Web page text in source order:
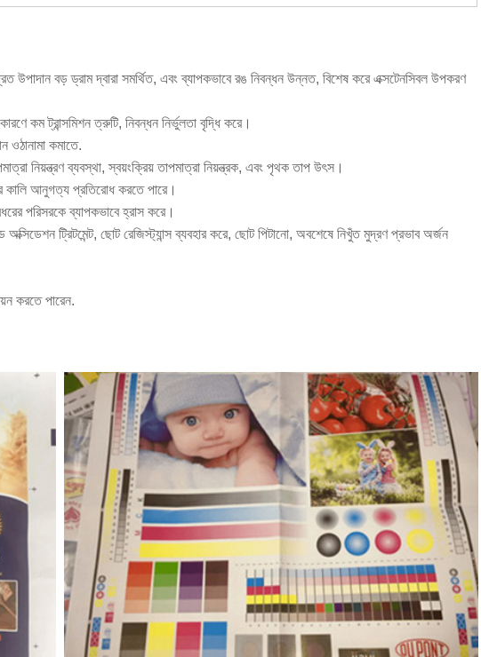
উপাদান বড় ড্রাম দ্বারা সমর্থিত, এবং ব্যাপকভাবে রঙ নিবন্ধন উন্নত, বিশেষ করে এক্সটেনসিবল উপকরণ
কম ট্রান্সমিশন ত্রুটি, নিবন্ধন নির্ভুলতা বৃদ্ধি করে।
ওঠানামা কমাতে.
নিয়ন্ত্রণ ব্যবস্থা, স্বয়ংক্রিয় তাপমাত্রা নিয়ন্ত্রক, এবং পৃথক তাপ উৎস।
কালি আনুগত্য প্রতিরোধ করতে পারে।
পরিসরকে ব্যাপকভাবে হ্রাস করে।
অক্সিডেশন ট্রিটমেন্ট, ছোট রেজিস্ট্যান্স ব্যবহার করে, ছোট পিটানো, অবশেষে নিখুঁত মুদ্রণ প্রভাব অর্জন
করতে পারেন.